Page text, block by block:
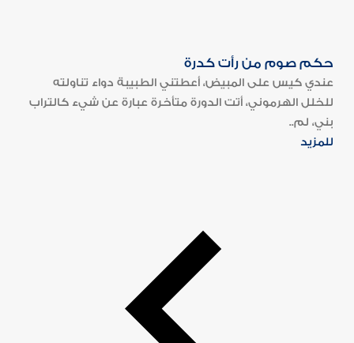
حكم صوم من رأت كدرة
عندي كيس على المبيض، أعطتني الطبيبة دواء تناولته
للخلل الهرموني، أتت الدورة متأخرة عبارة عن شيء كالتراب
بني، لم..
للمزيد